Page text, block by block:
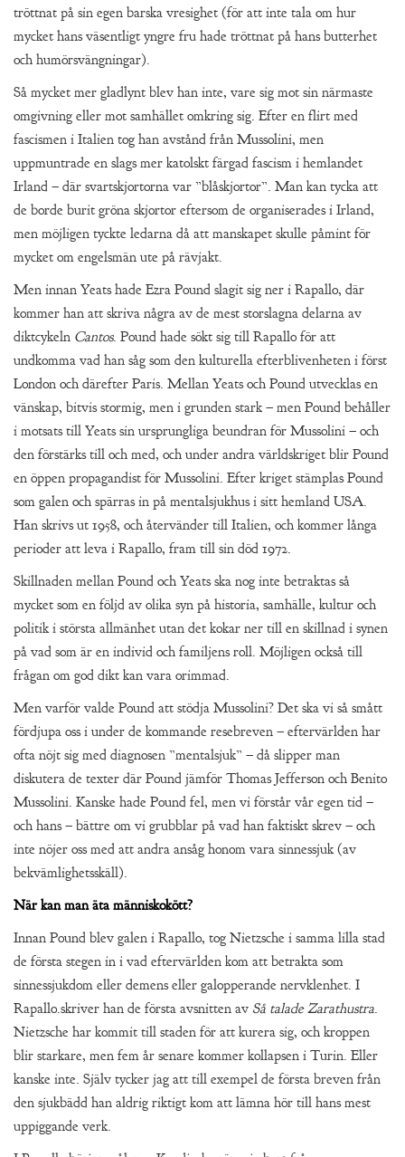
tröttnat på sin egen barska vresighet (för att inte tala om hur
mycket hans väsentligt yngre fru hade tröttnat på hans butterhet
och humörsvängningar).
Så mycket mer gladlynt blev han inte, vare sig mot sin närmaste
omgivning eller mot samhället omkring sig. Efter en flirt med
fascismen i Italien tog han avstånd från Mussolini, men
uppmuntrade en slags mer katolskt färgad fascism i hemlandet
Irland – där svartskjortorna var ”blåskjortor”. Man kan tycka att
de borde burit gröna skjortor eftersom de organiserades i Irland,
men möjligen tyckte ledarna då att manskapet skulle påmint för
mycket om engelsmän ute på rävjakt.
Men innan Yeats hade Ezra Pound slagit sig ner i Rapallo, där
kommer han att skriva några av de mest storslagna delarna av
diktcykeln Cantos. Pound hade sökt sig till Rapallo för att
undkomma vad han såg som den kulturella efterblivenheten i först
London och därefter Paris. Mellan Yeats och Pound utvecklas en
vänskap, bitvis stormig, men i grunden stark – men Pound behåller
i motsats till Yeats sin ursprungliga beundran för Mussolini – och
den förstärks till och med, och under andra världskriget blir Pound
en öppen propagandist för Mussolini. Efter kriget stämplas Pound
som galen och spärras in på mentalsjukhus i sitt hemland USA.
Han skrivs ut 1958, och återvänder till Italien, och kommer långa
perioder att leva i Rapallo, fram till sin död 1972.
Skillnaden mellan Pound och Yeats ska nog inte betraktas så
mycket som en följd av olika syn på historia, samhälle, kultur och
politik i största allmänhet utan det kokar ner till en skillnad i synen
på vad som är en individ och familjens roll. Möjligen också till
frågan om god dikt kan vara orimmad.
Men varför valde Pound att stödja Mussolini? Det ska vi så smått
fördjupa oss i under de kommande resebreven – eftervärlden har
ofta nöjt sig med diagnosen ”mentalsjuk” – då slipper man
diskutera de texter där Pound jämför Thomas Jefferson och Benito
Mussolini. Kanske hade Pound fel, men vi förstår vår egen tid –
och hans – bättre om vi grubblar på vad han faktiskt skrev – och
inte nöjer oss med att andra ansåg honom vara sinnessjuk (av
bekvämlighetsskäll).
När kan man äta människokött?
Innan Pound blev galen i Rapallo, tog Nietzsche i samma lilla stad
de första stegen in i vad eftervärlden kom att betrakta som
sinnessjukdom eller demens eller galopperande nervklenhet. I
Rapallo.skriver han de första avsnitten av Så talade Zarathustra.
Nietzsche har kommit till staden för att kurera sig, och kroppen
blir starkare, men fem år senare kommer kollapsen i Turin. Eller
kanske inte. Själv tycker jag att till exempel de första breven från
den sjukbädd han aldrig riktigt kom att lämna hör till hans mest
uppiggande verk.